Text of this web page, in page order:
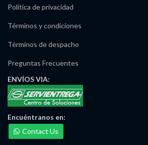
Política de privacidad
Términos y condiciones
Términos de despacho
Preguntas Frecuentes
ENVÍOSVIA:
Encuéntranos en:
Contact Us